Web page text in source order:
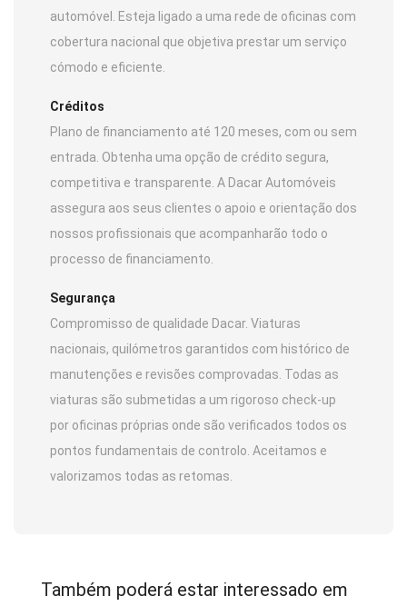
automóvel. Esteja ligado a uma rede de oficinas com
cobertura nacional que objetiva prestar um serviço
cómodo e eficiente.
Créditos
Plano de financiamento até 120 meses, com ou sem
entrada. Obtenha uma opção de crédito segura,
competitiva e transparente. A Dacar Automóveis
assegura aos seus clientes o apoio e orientação dos
nossos profissionais que acompanharão todo o
processo de financiamento.
Segurança
Compromisso de qualidade Dacar. Viaturas
nacionais, quilómetros garantidos com histórico de
manutenções e revisões comprovadas. Todas as
viaturas são submetidas a um rigoroso check-up
por oficinas próprias onde são verificados todos os
pontos fundamentais de controlo. Aceitamos e
valorizamos todas as retomas.
Também poderá estar interessado em